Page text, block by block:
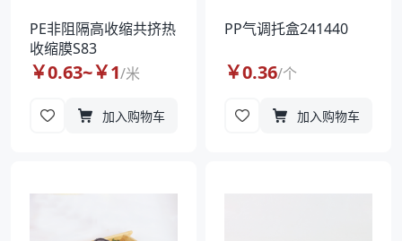
PE非阻隔高收缩共挤热
收缩膜S83
￥0.63~￥1/米
加入购物车
PP气调托盒241440
￥0.36/个
加入购物车